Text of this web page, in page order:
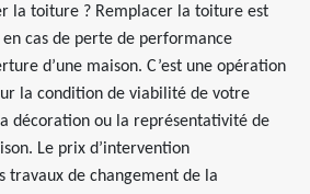
la toiture ? Remplacer la toiture est
cas de perte de performance
d’une maison. C’est une opération
la condition de viabilité de votre
décoration ou la représentativité de
Le prix d’intervention
travaux de changement de la